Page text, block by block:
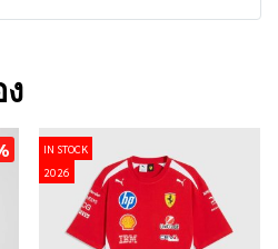
IN STOCK
2026